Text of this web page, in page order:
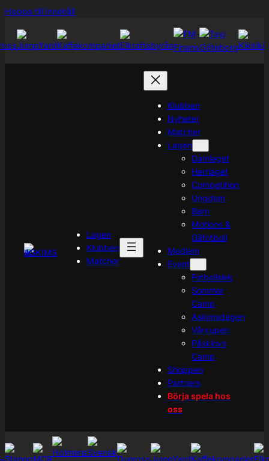
Hoppa till innehållHoppa
Lagen
Klubben
Matcher
Klubben
Nyheter
Matcher
Lagen
Damlaget
Herrlaget
Competition
Ungdom
Barn
Motions &
Gåfotboll
Medlem
Event
Fotbollslek
Sommar
Camp
Askimsdagen
Vårcupen
Påsklovs
Camp
Shoppen
Partners
Börja spela hos
oss